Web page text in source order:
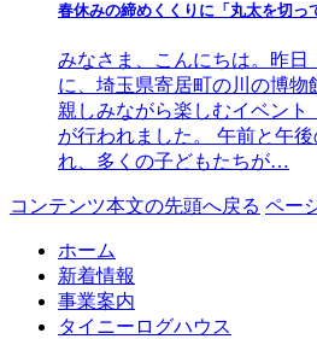
春休みの締めくくりに「丸太を切っ
みなさま、こんにちは。昨日
に、埼玉県寄居町の川の博物
親しみながら楽しむイベント
が行われました。 午前と午
れ、多くの子どもたちが…
コンテンツ本文の先頭へ戻る ペー
ホーム
新着情報
事業案内
タイニーログハウス